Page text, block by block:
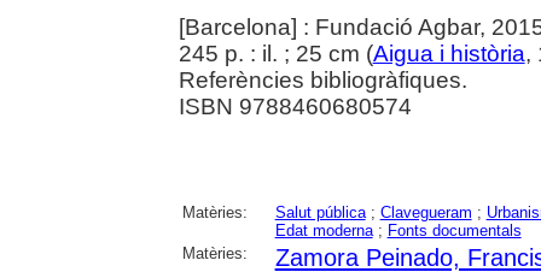
[Barcelona] : Fundació Agbar,
245 p. : il. ; 25 cm (Aigua i història,
Referències bibliogràfiques.
ISBN 9788460680574
Matèries: Salut pública; Clavegueram ;
Edat moderna; Fonts documentals
Matèries:
Zamora Peinado,